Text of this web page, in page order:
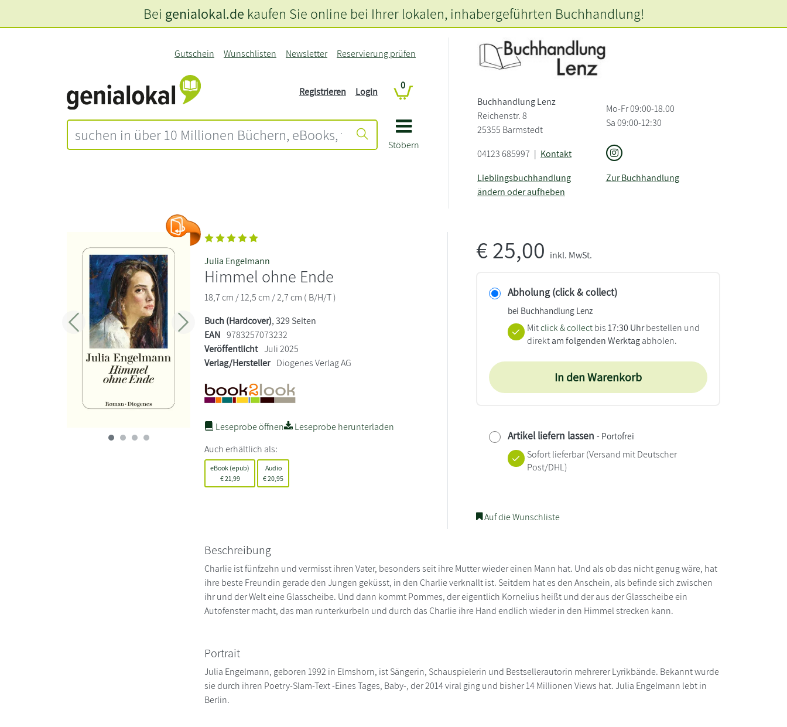
Stöbern
Gutschein Wunschlisten Newsletter Reservierung prüfen
Registrieren Login
0
Buchhandlung Lenz
Reichenstr. 8
25355 Barmstedt
Mo-Fr 09:00-18.00
Sa 09:00-12:30
04123 685997 | Kontakt
Lieblingsbuchhandlung
ändern oder aufheben
Zur Buchhandlung
Bei genialokal.de kaufen Sie online bei Ihrer lokalen, inhabergeführten Buchhandlung!
Zurück Weiter
Julia Engelmann
Himmel ohne Ende
18,7 cm / 12,5 cm / 2,7 cm ( B/H/T )
Buch (Hardcover), 329 Seiten
EAN 9783257073232
Veröffentlicht Juli 2025
Verlag/Hersteller Diogenes Verlag AG
Leseprobe öffnen
Leseprobe herunterladen
Auch erhältlich als:
eBook (epub)
€21,99
Audio
€20,95
€25,00 inkl. MwSt.
Abholung (click & collect)
bei Buchhandlung Lenz
Mitclick & collect bis17:30 Uhrbestellen und
direktam folgenden Werktagabholen.
In den Warenkorb
Artikel liefern lassen - Portofrei
Sofort lieferbar(Versand mit Deutscher
Post/DHL)
Auf die Wunschliste
Beschreibung
Charlie ist fünfzehn und vermisst ihren Vater, besonders seit ihre Mutter wieder einen Mann hat. Und als ob das nicht genug wäre, hat
ihre beste Freundin gerade den Jungen geküsst, in den Charlie verknallt ist. Seitdem hat es den Anschein, als befinde sich zwischen
ihr und der Welt eine Glasscheibe. Und dann kommt Pommes, der eigentlich Kornelius heißt und der aus der Glasscheibe ein
Autofenster macht, das man runterkurbeln und durch das Charlie ihre Hand endlich wieder in den Himmel strecken kann.
Portrait
Julia Engelmann, geboren 1992 in Elmshorn, ist Sängerin, Schauspielerin und Bestsellerautorin mehrerer Lyrikbände. Bekannt wurde
sie durch ihren Poetry-Slam-Text -Eines Tages, Baby-, der 2014 viral ging und bisher 14 Millionen Views hat. Julia Engelmann lebt in
Berlin.